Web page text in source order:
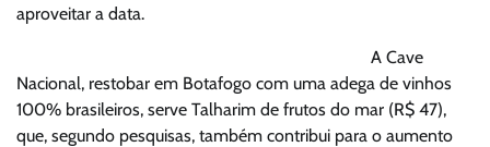
aproveitar a data.
A Cave
Nacional, restobar em Botafogo com uma adega de vinhos
100% brasileiros, serve Talharim de frutos do mar (R$ 47),
que, segundo pesquisas, também contribui para o aumento